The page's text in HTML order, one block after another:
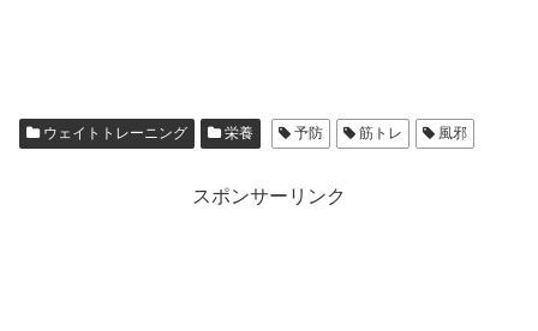
ウェイトトレーニング 栄養 予防 筋トレ 風邪
スポンサーリンク